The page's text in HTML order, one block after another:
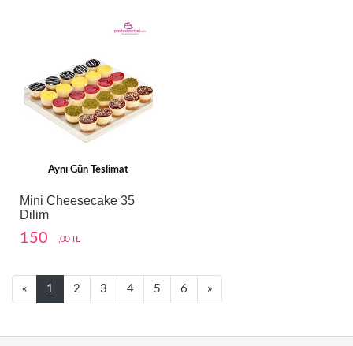
Aynı Gün Teslimat
Mini Cheesecake 35
Dilim
150 ,00 TL
«Next1 2 3 4 5 6 »Next